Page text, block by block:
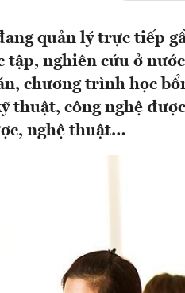
quản lý trực tiếp
tập, nghiên cứu ở
chương trình học
thuật, công nghệ
nghệ thuật…